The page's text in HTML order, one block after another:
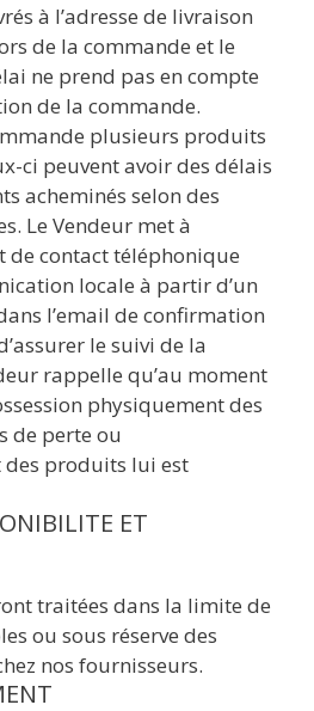
à l’adresse de livraison
de la commande et le
ne prend pas en compte
de la commande.
plusieurs produits
ci peuvent avoir des délais
acheminés selon des
Le Vendeur met à
contact téléphonique
locale à partir d’un
l’email de confirmation
le suivi de la
rappelle qu’au moment
physiquement des
de perte ou
des produits lui est
ET
traitées dans la limite de
ou sous réserve des
nos fournisseurs.